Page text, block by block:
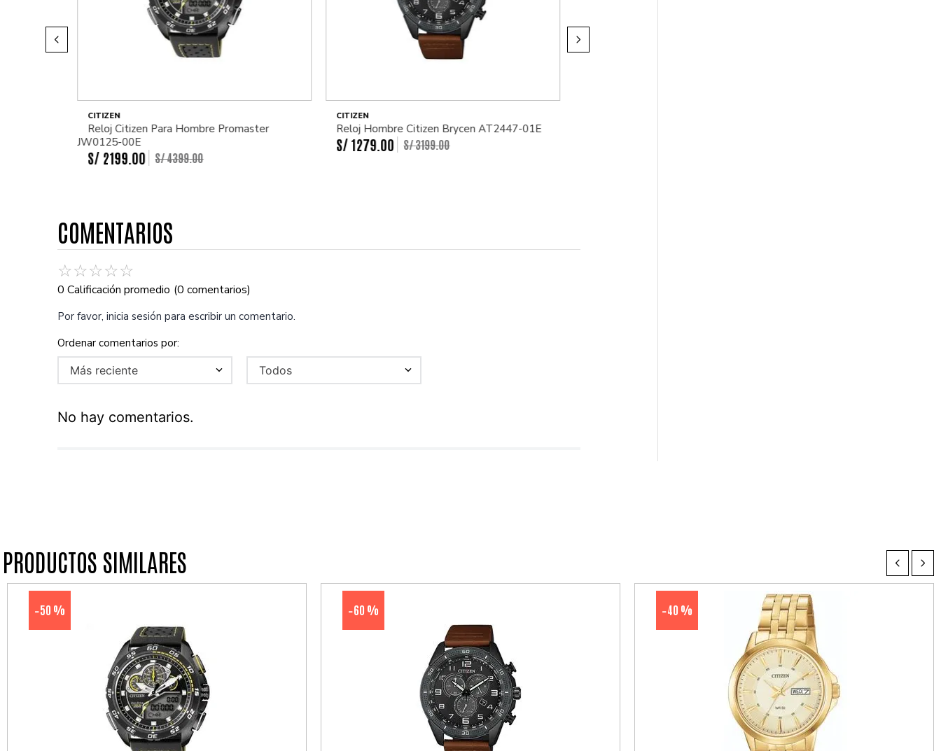
CITIZEN
Reloj Citizen Para Hombre Promaster
JW0125-00E
S/ 2199 00 S/4399.00
CITIZEN
Reloj Hombre Citizen Brycen AT2447-01E
S/1279 00 S/3199.00
COMENTARIOS
☆☆☆☆☆
0 Calificación promedio (0 comentarios)
Por favor, inicia sesión para escribir un comentario.
Más reciente Todos
No hay comentarios.
PRODUCTOS SIMILARES
-50 % -60 % -40 %